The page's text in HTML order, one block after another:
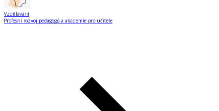
Vzdělávání
Profesní rozvoj pedagogů a akademie pro učitele